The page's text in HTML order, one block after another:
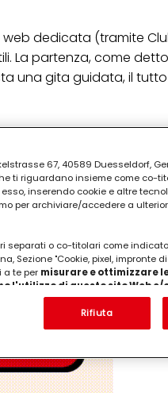
dedicata (tramite
La partenza, come
una gita guidata, il
67, 40589 Duesseldorf,
ti riguardano insieme come co-
inserendo cookie e altre
per archiviare/accedere a
separati o co-titolari come
Sezione "Cookie, pixel, impronte
a te per misurare e ottimizzare
l'utilizzo di questo sito Web e/
e le tue interazioni commerciali
tracciare i tuoi acquisti dei nostri
e creare profili individuali su di
assegnati a te o alla
Rifiuta